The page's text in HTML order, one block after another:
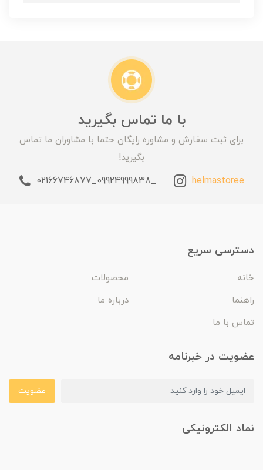
با ما تماس بگیرید
برای ثبت سفارش و مشاوره رایگان حتما با مشاوران ما تماس
بگیرید!
helmastoree
_09924999838_02166746877
دسترسی سریع
خانه
محصولات
راهنما
درباره ما
تماس با ما
عضویت در خبرنامه
عضویت
نماد الکترونیکی